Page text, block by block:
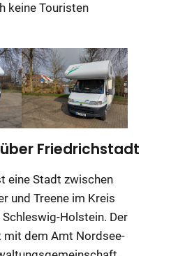
keine Touristen
Friedrichstadt
eine Stadt zwischen
und Treene im Kreis
Holstein. Der
dem Amt Nordsee-